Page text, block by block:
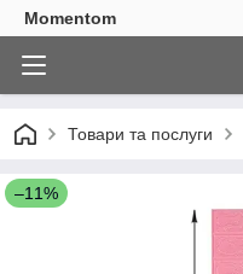
Momentom
Товари та послуги
–11%